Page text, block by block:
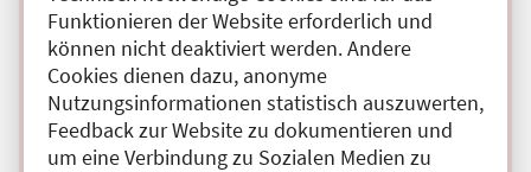
Funktionieren der Website erforderlich und
können nicht deaktiviert werden. Andere
Cookies dienen dazu, anonyme
Nutzungsinformationen statistisch auszuwerten,
Feedback zur Website zu dokumentieren und
um eine Verbindung zu Sozialen Medien zu
Veranstaltungstitel:
Supervisionsgruppe (Behandlung)
Veranstaltungsort:
Institut für analytische Kinder- und
Jugendlichenpsychotherapie (IAIJP) Esther Bick,
Dönhoffstr., 12347 Berlin
Hybrid
Kategorie:C